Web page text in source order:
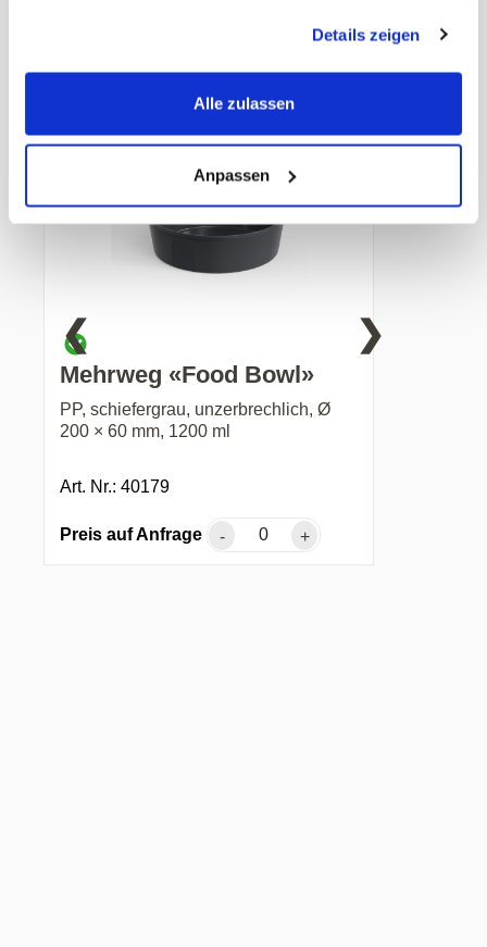
Details zeigen
Alle zulassen
Anpassen
Mehrweg «Food Bowl»
PP, schiefergrau, unzerbrechlich, Ø
200 × 60 mm, 1200 ml
Art. Nr.: 40179
Preis auf Anfrage - +
❮ ❯